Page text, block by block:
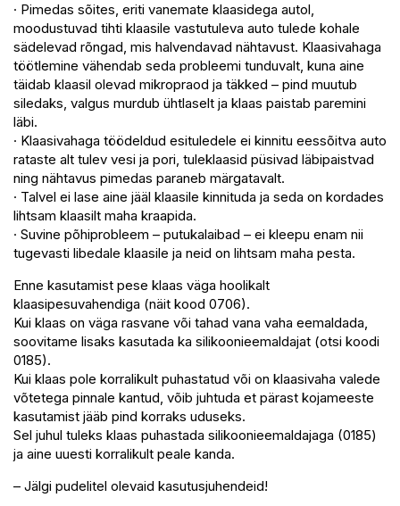
· Pimedas sõites, eriti vanemate klaasidega autol,
moodustuvad tihti klaasile vastutuleva auto tulede kohale
sädelevad rõngad, mis halvendavad nähtavust. Klaasivahaga
töötlemine vähendab seda probleemi tunduvalt, kuna aine
täidab klaasil olevad mikropraod ja täkked – pind muutub
siledaks, valgus murdub ühtlaselt ja klaas paistab paremini
läbi.
· Klaasivahaga töödeldud esituledele ei kinnitu eessõitva auto
rataste alt tulev vesi ja pori, tuleklaasid püsivad läbipaistvad
ning nähtavus pimedas paraneb märgatavalt.
· Talvel ei lase aine jääl klaasile kinnituda ja seda on kordades
lihtsam klaasilt maha kraapida.
· Suvine põhiprobleem – putukalaibad – ei kleepu enam nii
tugevasti libedale klaasile ja neid on lihtsam maha pesta.
Enne kasutamist pese klaas väga hoolikalt
klaasipesuvahendiga (näit kood 0706).
Kui klaas on väga rasvane või tahad vana vaha eemaldada,
soovitame lisaks kasutada ka silikoonieemaldajat (otsi koodi
0185).
Kui klaas pole korralikult puhastatud või on klaasivaha valede
võtetega pinnale kantud, võib juhtuda et pärast kojameeste
kasutamist jääb pind korraks uduseks.
Sel juhul tuleks klaas puhastada silikoonieemaldajaga (0185)
ja aine uuesti korralikult peale kanda.
– Jälgi pudelitel olevaid kasutusjuhendeid!